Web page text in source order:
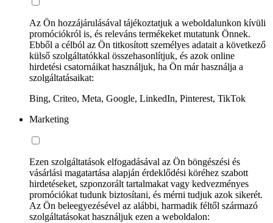
Az Ön hozzájárulásával tájékoztatjuk a weboldalunkon kívüli
promóciókról is, és releváns termékeket mutatunk Önnek.
Ebből a célból az Ön titkosított személyes adatait a következő
külső szolgáltatókkal összehasonlítjuk, és azok online
hirdetési csatornáikat használjuk, ha Ön már használja a
szolgáltatásaikat:
Bing, Criteo, Meta, Google, LinkedIn, Pinterest, TikTok
Marketing
Ezen szolgáltatások elfogadásával az Ön böngészési és
vásárlási magatartása alapján érdeklődési köréhez szabott
hirdetéseket, szponzorált tartalmakat vagy kedvezményes
promóciókat tudunk biztosítani, és mérni tudjuk azok sikerét.
Az Ön beleegyezésével az alábbi, harmadik féltől származó
szolgáltatásokat használjuk ezen a weboldalon: